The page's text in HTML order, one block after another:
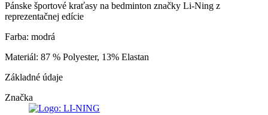
Pánske športové kraťasy na bedminton značky Li-Ning z
reprezentačnej edície
Farba: modrá
Materiál: 87 % Polyester, 13% Elastan
Základné údaje
Značka